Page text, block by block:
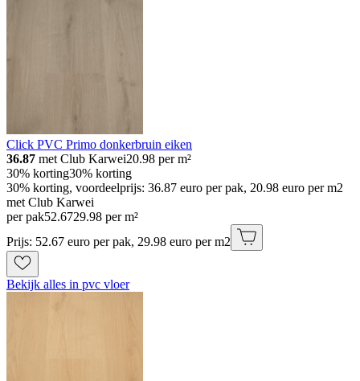
Click PVC Primo donkerbruin eiken
36.87 met Club Karwei20.98 per m²
30% korting30% korting
30% korting, voordeelprijs: 36.87 euro per pak, 20.98 euro per m2
met Club Karwei
per pak52.6729.98 per m²
Prijs: 52.67 euro per pak, 29.98 euro per m2
Bekijk alles in pvc vloer